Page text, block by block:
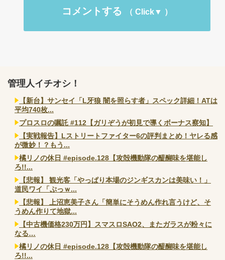
コメントする
管理人イチオシ！
【新台】サンセイ「L牙狼 闇を照らす者」スペック詳細！ATは
平均740枚...
プロスロの嘱託 #112【ガリぞうが初見で導くボーナス察知】
【実戦報告】Lストリートファイター6の評判まとめ！ヤレる感
が微妙！？もう...
橘リノの休日 #episode.128【攻殻機動隊の醍醐味を堪能し
ろ!!...
【悲報】 観光客「やっぱり本場のジンギスカンは美味い！」
道民ワイ「ぷっｗ...
【悲報】 上沼恵美子さん「簡単にそうめん作れ言うけど、そ
うめん作りて地獄...
【中古機価格230万円】スマスロSAO2、またガラスが粉々に
なる…
橘リノの休日 #episode.128【攻殻機動隊の醍醐味を堪能し
ろ!!...